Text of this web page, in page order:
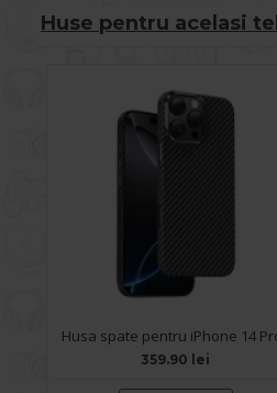
Huse pentru acelasi
359.90 lei